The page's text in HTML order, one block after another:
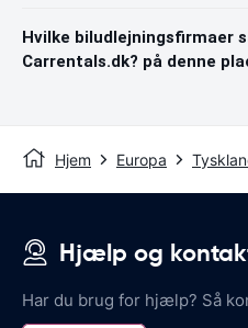
Hvilke biludlejningsfirmaer
Carrentals.dk? på denne
Hjem Europa
Hjælp og
Har du brug for hjælp? Så